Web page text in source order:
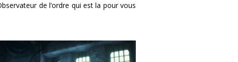
de l’ordre qui est la pour vous